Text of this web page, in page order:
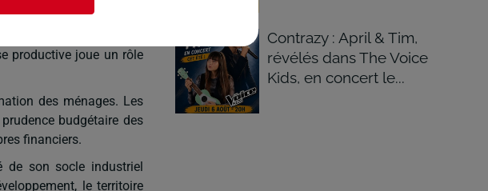
dynamiques
productive joue un rôle
des ménages. Les
budgétaire des
financiers.
de son socle industriel
le territoire
Contrazy : April & Tim,
révélés dans The Voice
Kids, en concert le...